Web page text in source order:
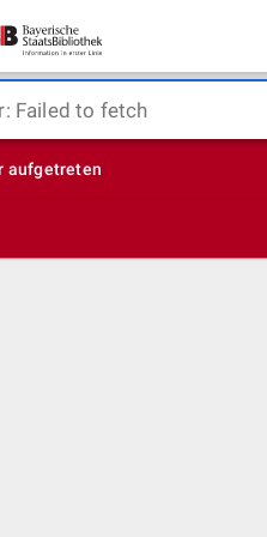
Failed to fetch
aufgetreten